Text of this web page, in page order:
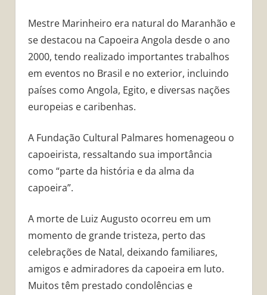
Mestre Marinheiro era natural do Maranhão e
se destacou na Capoeira Angola desde o ano
2000, tendo realizado importantes trabalhos
em eventos no Brasil e no exterior, incluindo
países como Angola, Egito, e diversas nações
europeias e caribenhas.
A Fundação Cultural Palmares homenageou o
capoeirista, ressaltando sua importância
como “parte da história e da alma da
capoeira”.
A morte de Luiz Augusto ocorreu em um
momento de grande tristeza, perto das
celebrações de Natal, deixando familiares,
amigos e admiradores da capoeira em luto.
Muitos têm prestado condolências e